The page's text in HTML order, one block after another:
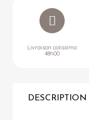
Livraison colissimo
48h00
DESCRIPTION